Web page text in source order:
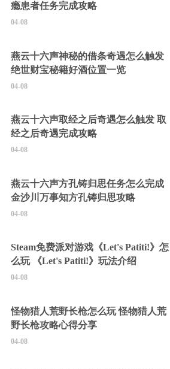
瘾患者任务完成攻略
04-08
燕云十六声神秘的借条奇遇怎么触发
绝世财宝秘籍好酒位置一览
04-08
燕云十六声取经之后奇遇怎么触发 取
经之后奇遇完成攻略
04-08
燕云十六声方孔铸归思任务怎么完成
金沙川万事知方孔铸归思攻略
04-08
Steam免费派对游戏《Let's Patiti!》怎
么玩 《Let's Patiti!》玩法介绍
04-08
怪物猎人荒野长枪怎么玩 怪物猎人荒
野长枪攻略心得分享
04-08